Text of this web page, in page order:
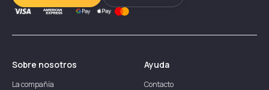
Sobre nosotros
La compañía
Ayuda
Contacto